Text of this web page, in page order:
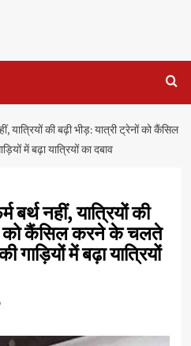
यात्रियों की बढ़ी भीड़: यात्री ट्रेनों को कैंसिल
में बढ़ा यात्रियों का दबाव
नहीं, यात्रियों की
को कैंसिल करने के चलते
गाड़ियों में बढ़ा यात्रियों